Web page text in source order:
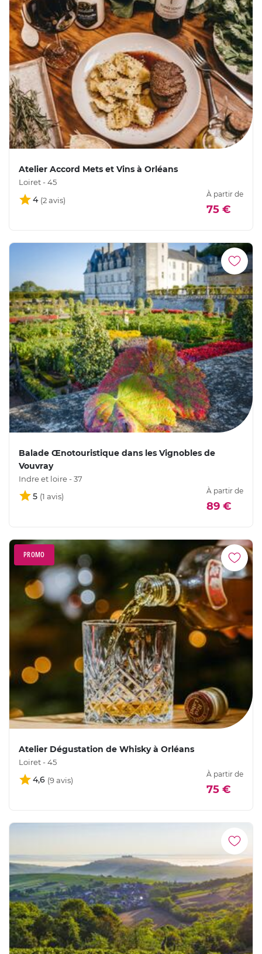
Atelier Accord Mets et Vins à Orléans
Loiret - 45
4
À partir de
75 €
Balade Œnotouristique dans les Vignobles de
Vouvray
Indre et loire - 37
5
À partir de
89 €
PROMO
Atelier Dégustation de Whisky à Orléans
Loiret - 45
4,6
À partir de
75 €